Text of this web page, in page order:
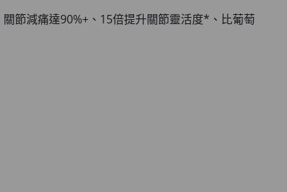
節減痛達90%+、15倍提升關節靈活度*、比葡萄